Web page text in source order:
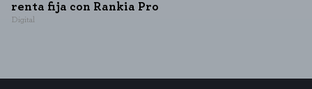
renta fija con Rankia Pro
Digital